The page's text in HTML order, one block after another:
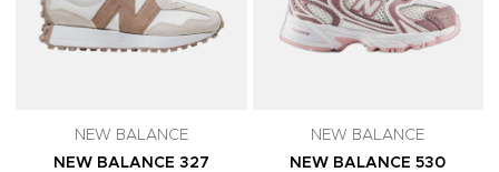
NEW BALANCE
NEW BALANCE 327
NEW BALANCE
NEW BALANCE 530